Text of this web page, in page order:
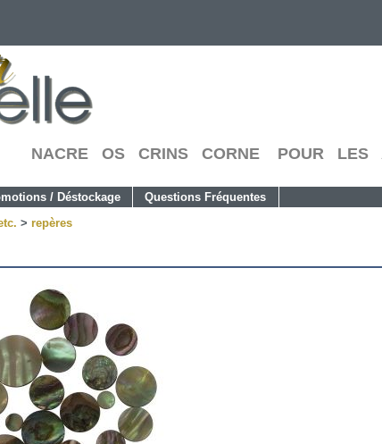
NACRE OS CRINS CORNE POUR LES
/ Déstockage
Questions Fréquentes
> repères